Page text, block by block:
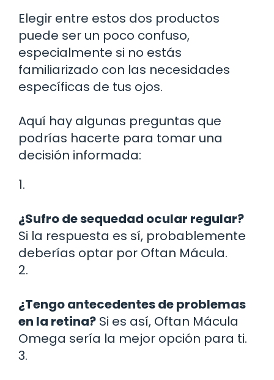
Elegir entre estos dos productos
puede ser un poco confuso,
especialmente si no estás
familiarizado con las necesidades
específicas de tus ojos.
Aquí hay algunas preguntas que
podrías hacerte para tomar una
decisión informada:
1.
¿Sufro de sequedad ocular regular?
Si la respuesta es sí, probablemente
deberías optar por Oftan Mácula.
2.
¿Tengo antecedentes de problemas
en la retina? Si es así, Oftan Mácula
Omega sería la mejor opción para ti.
3.